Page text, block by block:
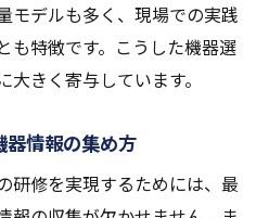
モデルも多く、現場での実践
も特徴です。こうした機器選
きく寄与しています。
情報の集め方
研修を実現するためには、最